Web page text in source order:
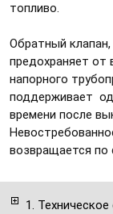
1.
топливо.
Обратный
предохраняет от
напорного
поддерживает
времени после
возвращается по